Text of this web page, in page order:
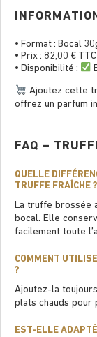
• Format : Bocal
• Prix : 82,00 € TTC
• Disponibilité :
Ajoutez cette
offrez un parfum
FAQ –
QUELLE
TRUFFE FRAÎCHE ?
La truffe brossée
bocal. Elle
facilement toute
COMMENT
?
Ajoutez-la
plats chauds pour
EST-ELLE